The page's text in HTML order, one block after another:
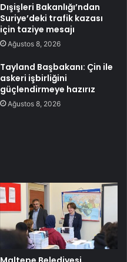
Dışişleri Bakanlığı’ndan
Suriye’deki trafik kazası
için taziye mesajı
Ağustos 8, 2026
Tayland Başbakanı: Çin ile
askeri işbirliğini
güçlendirmeye hazırız
Ağustos 8, 2026